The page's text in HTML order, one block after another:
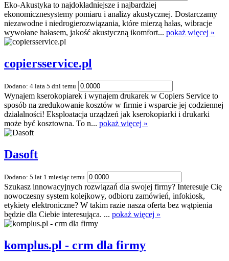
Eko-Akustyka to najdokładniejsze i najbardziej
ekonomicznesystemy pomiaru i analizy akustycznej. Dostarczamy
niezawodne i niedrogierozwiązania, które mierzą hałas, wibracje
wywołane hałasem, jakość akustyczną ikomfort... pokaż więcej »
copiersservice.pl
Dodano: 4 lata 5 dni temu
Wynajem kserokopiarek i wynajem drukarek w Copiers Service to
sposób na zredukowanie kosztów w firmie i wsparcie jej codziennej
działalności! Eksploatacja urządzeń jak kserokopiarki i drukarki
może być kosztowna. To n... pokaż więcej »
Dasoft
Dodano: 5 lat 1 miesiąc temu
Szukasz innowacyjnych rozwiązań dla swojej firmy? Interesuje Cię
nowoczesny system kolejkowy, odbioru zamówień, infokiosk,
etykiety elektroniczne? W takim razie nasza oferta bez wątpienia
będzie dla Ciebie interesująca. ... pokaż więcej »
komplus.pl - crm dla firmy